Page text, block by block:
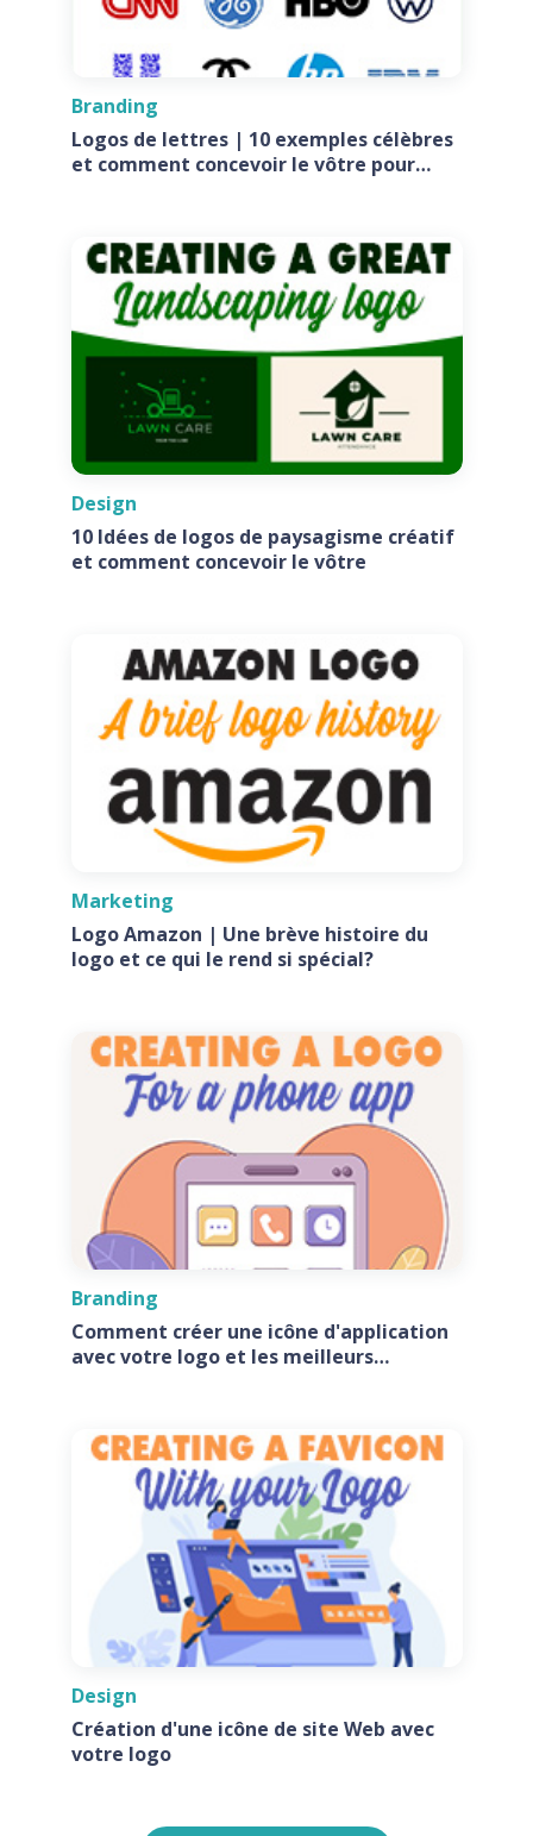
Branding
Logos de lettres | 10 exemples célèbres
et comment concevoir le vôtre pour
Design
10 Idées de logos de paysagisme créatif
et comment concevoir le vôtre
Marketing
Logo Amazon | Une brève histoire du
logo et ce qui le rend si spécial?
Branding
Comment créer une icône d'application
avec votre logo et les meilleurs
Design
Création d'une icône de site Web avec
votre logo